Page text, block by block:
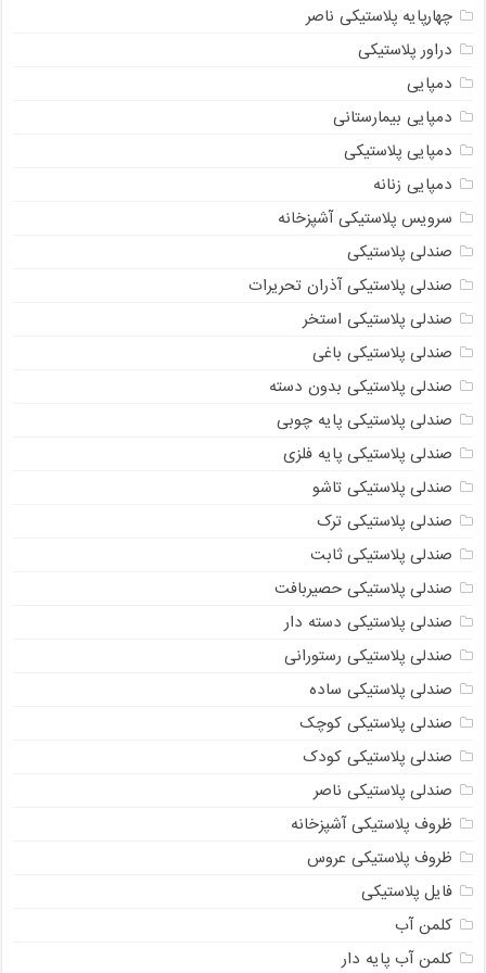
چهارپایه پلاستیکی ناصر
دراور پلاستیکی
دمپایی
دمپایی بیمارستانی
دمپایی پلاستیکی
دمپایی زنانه
سرویس پلاستیکی آشپزخانه
صندلی پلاستیکی
صندلی پلاستیکی آذران تحریرات
صندلی پلاستیکی استخر
صندلی پلاستیکی باغی
صندلی پلاستیکی بدون دسته
صندلی پلاستیکی پایه چوبی
صندلی پلاستیکی پایه فلزی
صندلی پلاستیکی تاشو
صندلی پلاستیکی ترک
صندلی پلاستیکی ثابت
صندلی پلاستیکی حصیربافت
صندلی پلاستیکی دسته دار
صندلی پلاستیکی رستورانی
صندلی پلاستیکی ساده
صندلی پلاستیکی کوچک
صندلی پلاستیکی کودک
صندلی پلاستیکی ناصر
ظروف پلاستیکی آشپزخانه
ظروف پلاستیکی عروس
فایل پلاستیکی
کلمن آب
کلمن آب پایه دار